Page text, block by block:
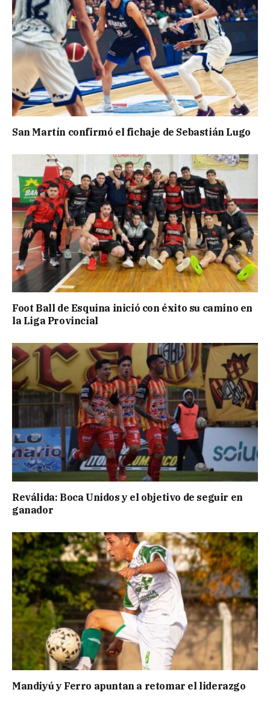
San Martín confirmó el fichaje de Sebastián Lugo
Foot Ball de Esquina inició con éxito su camino en
la Liga Provincial
Reválida: Boca Unidos y el objetivo de seguir en
ganador
Mandiyú y Ferro apuntan a retomar el liderazgo